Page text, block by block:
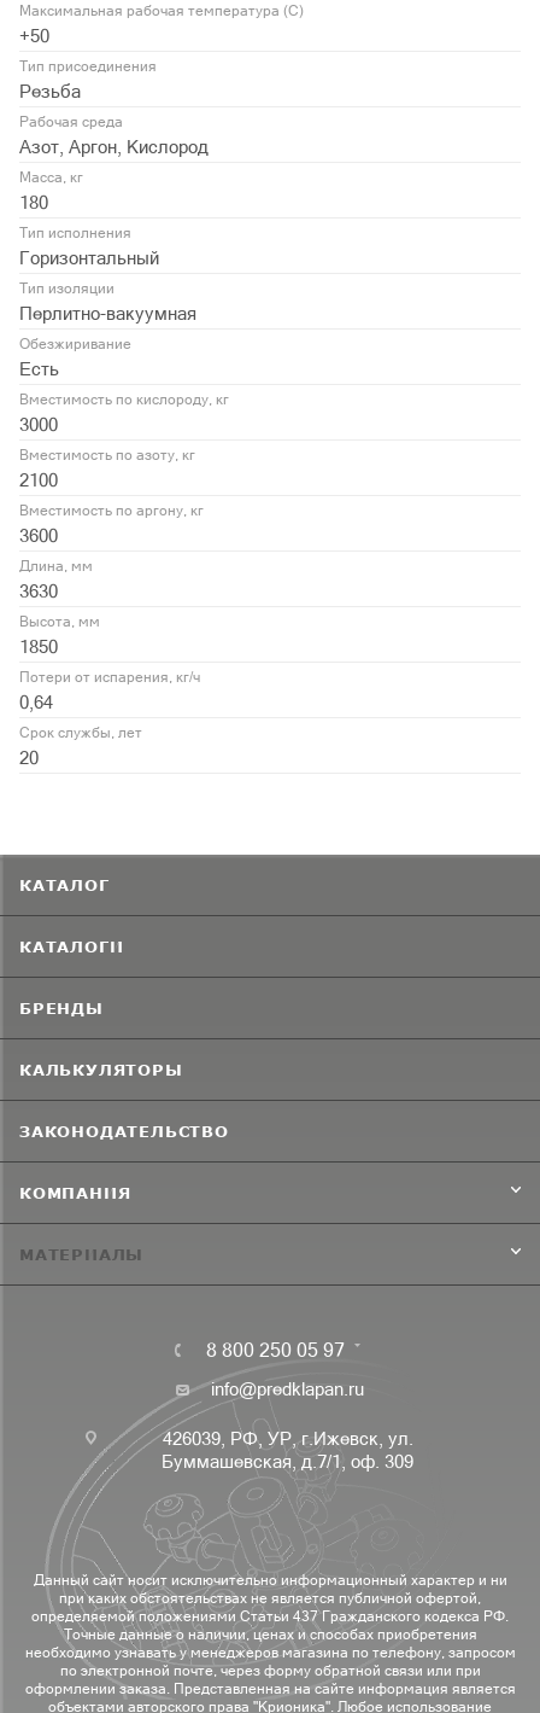
Максимальная рабочая температура (С)
+50
Тип присоединения
Резьба
Рабочая среда
Азот, Аргон, Кислород
Масса, кг
180
Тип исполнения
Горизонтальный
Тип изоляции
Перлитно-вакуумная
Обезжиривание
Есть
Вместимость по кислороду, кг
3000
Вместимость по азоту, кг
2100
Вместимость по аргону, кг
3600
Длина, мм
3630
Высота, мм
1850
Потери от испарения, кг/ч
0,64
Срок службы, лет
20
КАТАЛОГ
КАТАЛОГИ
БРЕНДЫ
КАЛЬКУЛЯТОРЫ
ЗАКОНОДАТЕЛЬСТВО
КОМПАНИЯ
МАТЕРИАЛЫ
8 800 250 05 97
info@predklapan.ru
426039, РФ, УР, г.Ижевск, ул.
Буммашевская, д.7/1, оф. 309
Данный сайт носит исключительно информационный характер и ни
при каких обстоятельствах не является публичной офертой,
определяемой положениями Статьи 437 Гражданского кодекса РФ.
Точные данные о наличии, ценах и способах приобретения
необходимо узнавать у менеджеров магазина по телефону, запросом
по электронной почте, через форму обратной связи или при
оформлении заказа. Представленная на сайте информация является
объектами авторского права "Крионика". Любое использование